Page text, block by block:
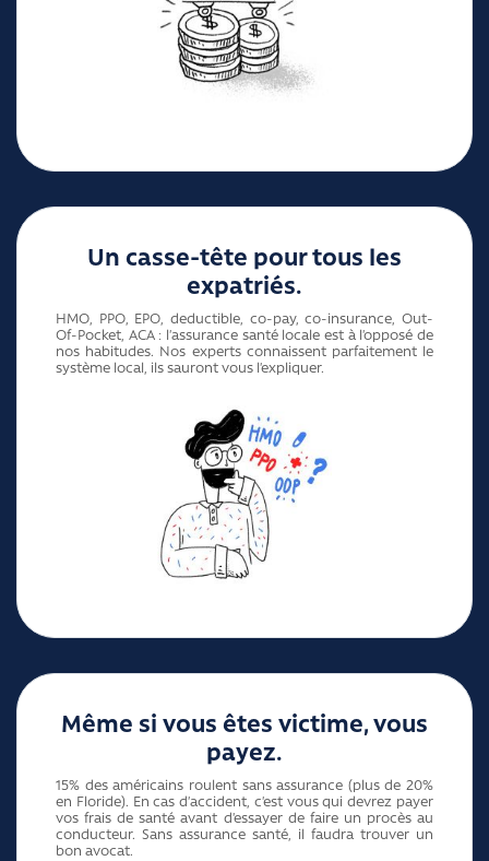
Un casse-tête pour tous les
expatriés.
HMO, PPO, EPO, deductible, co-pay, co-insurance, Out-
Of-Pocket, ACA : l’assurance santé locale est à l’opposé de
nos habitudes. Nos experts connaissent parfaitement le
système local, ils sauront vous l’expliquer.
Même si vous êtes victime, vous
payez.
15% des américains roulent sans assurance (plus de 20%
en Floride). En cas d’accident, c’est vous qui devrez payer
vos frais de santé avant d’essayer de faire un procès au
conducteur. Sans assurance santé, il faudra trouver un
bon avocat.